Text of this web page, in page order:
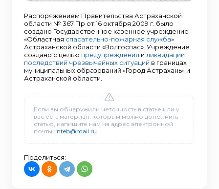
Распоряжением Правительства Астраханской
области № 367 Пр от 16 октября 2009 г. было
создано Государственное казенное учреждение
«Областная спасательно-пожарная служба»
Астраханской области «Волгоспас». Учреждение
создано с целью предупреждения и ликвидации
последствий чрезвычайных ситуаций в границах
муниципальных образований «Город Астрахань» и
Астраханской области.
Если вы обнаружили неточность в статье или у
вас есть материал, которым можно дополнить
статью, напишите нам на адрес электронной
почты: inteb@mail.ru
Поделиться: